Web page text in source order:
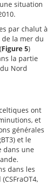
situation
par chalut à
la mer du
Figure 5)
la partie
Nord
ont
et
générales
et le
dans une
dans les